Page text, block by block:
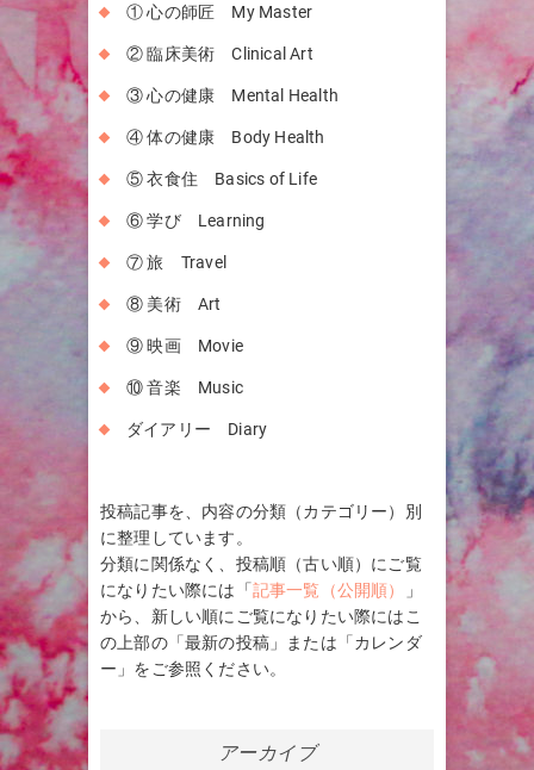
① 心の師匠 My Master
② 臨床美術 Clinical Art
③ 心の健康 Mental Health
④ 体の健康 Body Health
⑤ 衣食住 Basics of Life
⑥ 学び Learning
⑦ 旅 Travel
⑧ 美術 Art
⑨ 映画 Movie
⑩ 音楽 Music
ダイアリー Diary
投稿記事を、内容の分類（カテゴリー）別
に整理しています。
分類に関係なく、投稿順（古い順）にご覧
になりたい際には「記事一覧（公開順）
」
から、新しい順にご覧になりたい際にはこ
の上部の「最新の投稿」または「カレンダ
ー」をご参照ください。
アーカイブ